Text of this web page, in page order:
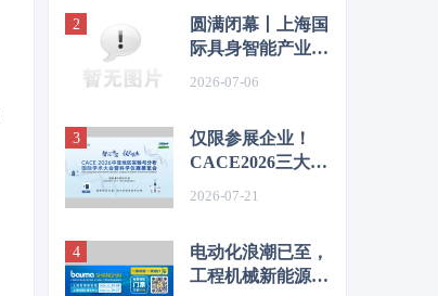
圆满闭幕丨上海国
际具身智能产业博
2026-07-06
仅限参展企业！
CACE2026三大官
2026-07-21
电动化浪潮已至，
工程机械新能源的